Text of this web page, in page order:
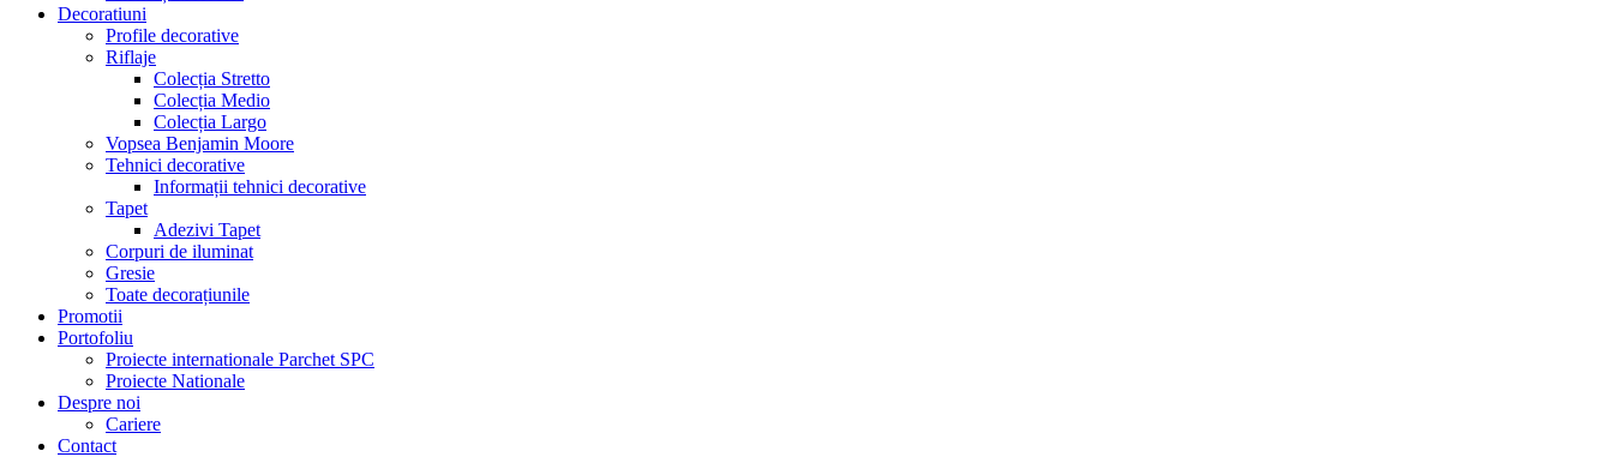
Decoratiuni
Profile decorative
Riflaje
Colecția Stretto
Colecția Medio
Colecția Largo
Vopsea Benjamin Moore
Tehnici decorative
Informații tehnici decorative
Tapet
Adezivi Tapet
Corpuri de iluminat
Gresie
Toate decorațiunile
Promotii
Portofoliu
Proiecte internationale Parchet SPC
Proiecte Nationale
Despre noi
Cariere
Contact